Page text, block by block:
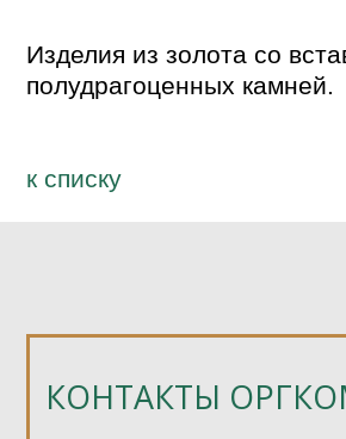
КОНТАКТЫ
Изделия из золота со
полудрагоценных камней.
к спиcку